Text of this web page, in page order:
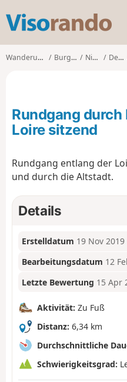
s
o
o
Wanderungen Burgund Nièvre Decize
Rundgang durch
Loire sitzend
Rundgang entlang der
und durch die Altstadt.
Details
Erstelldatum 19 Nov 2019
Bearbeitungsdatum 12
Letzte Bewertung 15 Apr
Aktivität: Zu Fuß
Distanz: 6,34 km
Durchschnittliche
Schwierigkeitsgrad: